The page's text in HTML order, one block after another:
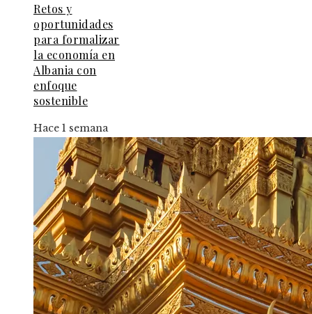
Retos y
oportunidades
para formalizar
la economía en
Albania con
enfoque
sostenible
Hace 1 semana